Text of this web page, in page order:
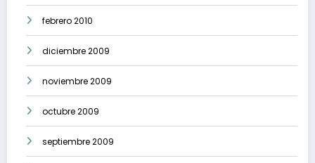
febrero 2010
diciembre 2009
noviembre 2009
octubre 2009
septiembre 2009